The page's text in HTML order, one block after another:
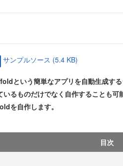
サンプルソース (5.4 KB)
という簡単なアプリを自動生成す
いるものだけでなく自作することも
を自作します。
目次